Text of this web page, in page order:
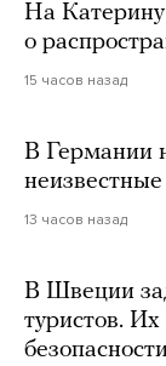
На Катерину
о
15 часов назад
В Германии
13 часов назад
В Швеции
туристов. Их